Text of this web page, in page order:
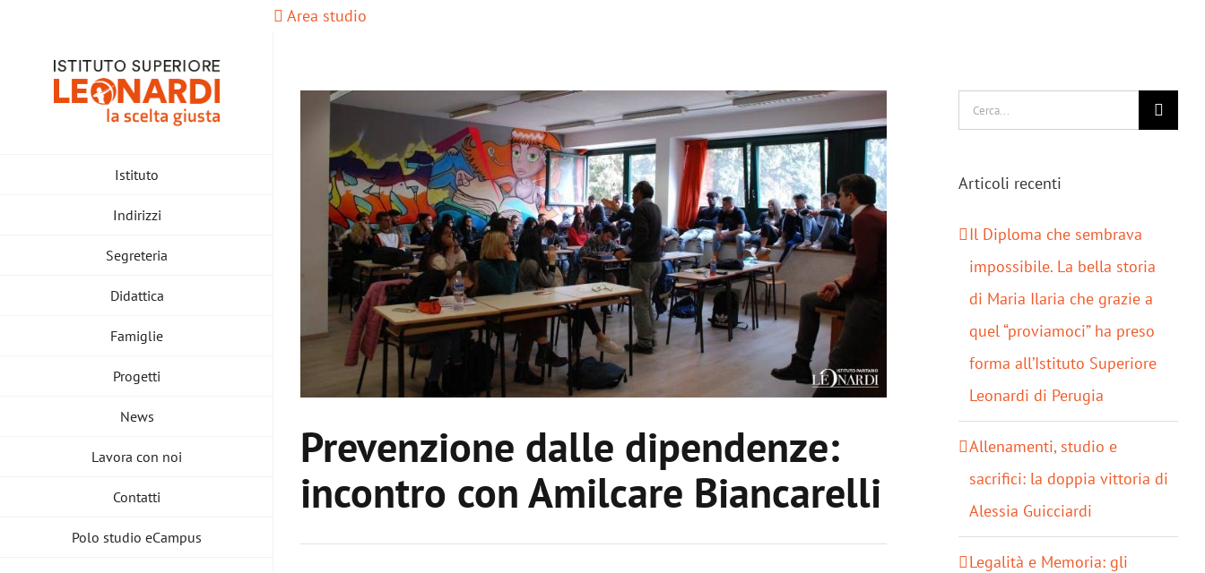
contenuto
Area studio
Istituto
Indirizzi
Segreteria
Didattica
Famiglie
Progetti
News
Lavora con noi
Contatti
Polo studio eCampus
Prevenzione dalle dipendenze:
incontro con Amilcare Biancarelli
Cerca
Articoli recenti
Il Diploma che sembrava
impossibile. La bella storia
di Maria Ilaria che grazie a
quel “proviamoci” ha preso
forma all’Istituto Superiore
Leonardi di Perugia
Allenamenti, studio e
sacrifici: la doppia vittoria di
Alessia Guicciardi
Legalità e Memoria: gli